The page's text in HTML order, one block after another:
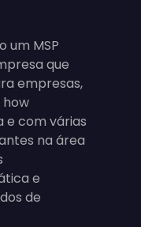
um MSP
que
empresas,
e com várias
na área
e
de